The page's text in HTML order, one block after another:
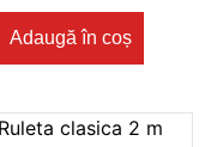
Adaugă în coș